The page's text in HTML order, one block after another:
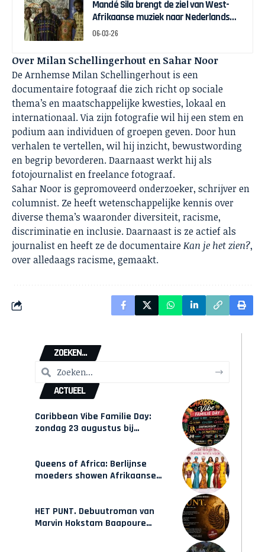
Mandé Sila brengt de ziel van West-
Afrikaanse muziek naar Nederlands
podium
06-03-26
Over Milan Schellingerhout en Sahar Noor
De Arnhemse Milan Schellingerhout is een
documentaire fotograaf die zich richt op sociale
thema’s en maatschappelijke kwesties, lokaal en
internationaal. Via zijn fotografie wil hij een stem en
podium aan individuen of groepen geven. Door hun
verhalen te vertellen, wil hij inzicht, bewustwording
en begrip bevorderen. Daarnaast werkt hij als
fotojournalist en freelance fotograaf.
Sahar Noor is gepromoveerd onderzoeker, schrijver en
columnist. Ze heeft wetenschappelijke kennis over
diverse thema’s waaronder diversiteit, racisme,
discriminatie en inclusie. Daarnaast is ze actief als
journalist en heeft ze de documentaireKan je het zien?,
over alledaags racisme, gemaakt.
ZOEKEN...
ACTUEEL
Caribbean Vibe Familie Day:
zondag 23 augustus bij
Queens of Africa: Berlijnse
moeders showen Afrikaanse
HET PUNT. Debuutroman van
Marvin Hokstam Baapoure